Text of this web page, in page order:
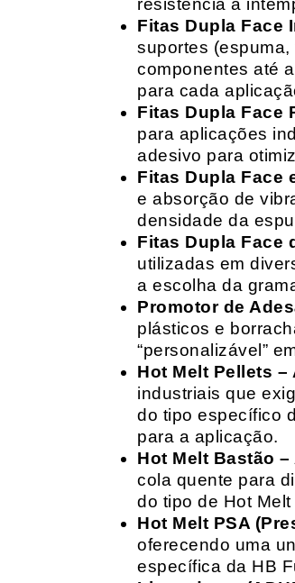
resistência a
Fitas Dupla Face
suportes
componentes até
para cada
Fitas Dupla Face
para aplicações
adesivo para
Fitas Dupla Face
e absorção de
densidade da
Fitas Dupla Face
utilizadas em
a escolha da
Promotor de
plásticos e
“personalizável”
Hot Melt Pellets
industriais que
do tipo específico
para a aplicação.
Hot Melt Bastão
cola quente para
do tipo de Hot
Hot Melt PSA
oferecendo uma
específica da HB